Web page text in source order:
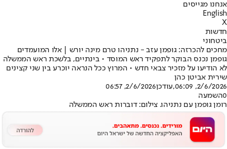
אנחנו מגייסים
English
X
חדשות
ביטחוני
מחכים להכרזה: גופמן עזב - נתניהו טרם מינה יורש | אלו המועמדים
גופמן נכנס הבוקר לתפקיד ראש המוסד • בינתיים, בלשכת ראש הממשלה
לא הודיעו על מזכיר צבאי חדש • המרוץ ככל הנראה יוכרע בין שני קצינים
שירית אביטן כהן
2/6/2026, 06:09
,עודכן2/6/2026, 06:57
0השמעה
רומן גופמן עם נתניהו. צילום: דוברות ראש הממשלה